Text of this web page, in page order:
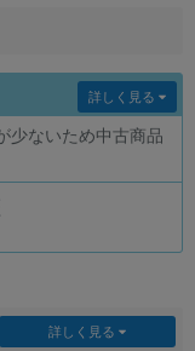
少ないため中古商品
詳しく見る
詳しく見る